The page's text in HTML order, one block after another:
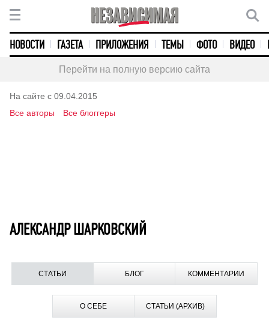
НОВОСТИ ГАЗЕТА ПРИЛОЖЕНИЯ ТЕМЫ ФОТО ВИДЕО
Перейти на полную версию сайта
На сайте с 09.04.2015
Все авторы
Все блоггеры
АЛЕКСАНДР ШАРКОВСКИЙ
СТАТЬИ БЛОГ КОММЕНТАРИИ
О СЕБЕ СТАТЬИ (АРХИВ)